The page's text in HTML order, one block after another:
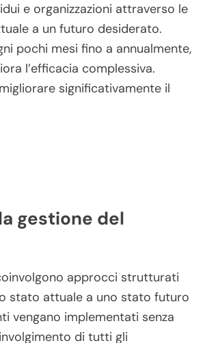
e organizzazioni attraverso le
a un futuro desiderato.
pochi mesi fino a annualmente,
l’efficacia complessiva.
significativamente il
gestione del
approcci strutturati
stato attuale a uno stato futuro
vengano implementati senza
di tutti gli